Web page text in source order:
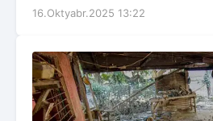
16.Oktyabr.2025 13:22